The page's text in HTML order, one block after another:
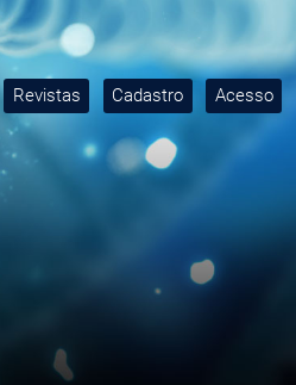
Revistas Cadastro Acesso